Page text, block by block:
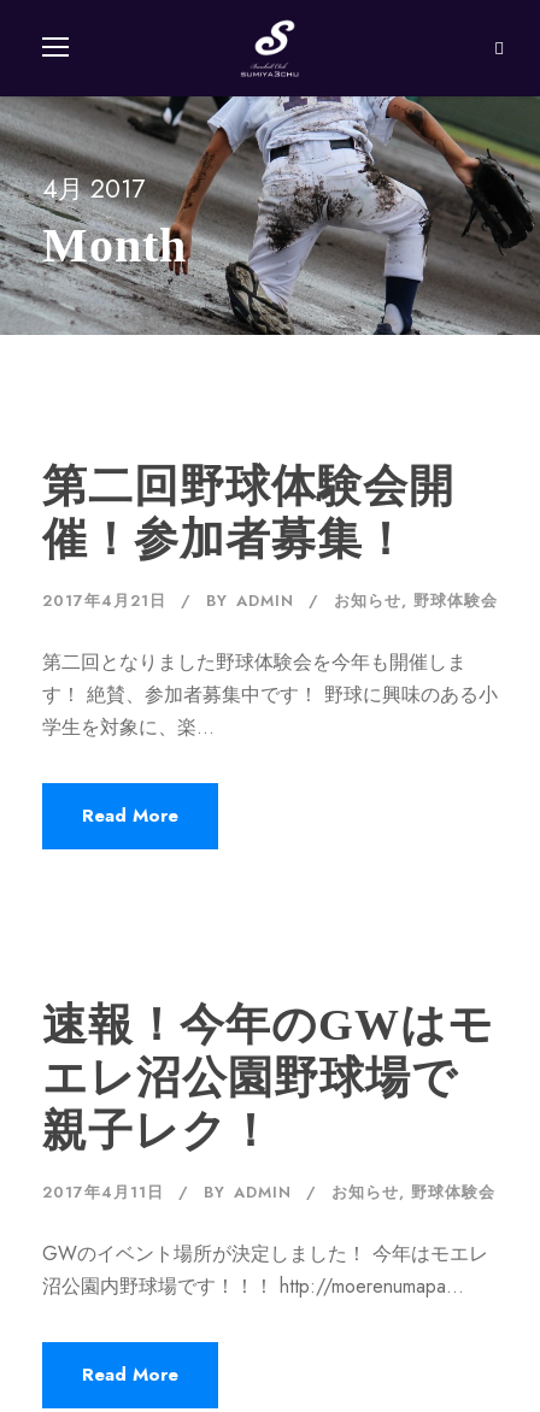
4月 2017
Month
第二回野球体験会開
催！参加者募集！
2017年4月21日 BY ADMIN お知らせ, 野球体験会
第二回となりました野球体験会を今年も開催しま
す！ 絶賛、参加者募集中です！ 野球に興味のある小
学生を対象に、楽...
Read More
速報！今年のGWはモ
エレ沼公園野球場で
親子レク！
2017年4月11日 BY ADMIN お知らせ, 野球体験会
GWのイベント場所が決定しました！ 今年はモエレ
沼公園内野球場です！！！ http://moerenumapa...
Read More